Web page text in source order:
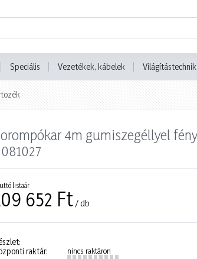
Speciális Vezetékek, kábelek
4m gumiszegéllyel
listaár
652 Ft / db
raktár:
nincs raktáron